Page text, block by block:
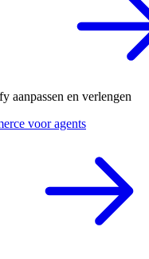
aanpassen en verlengen
voor agents